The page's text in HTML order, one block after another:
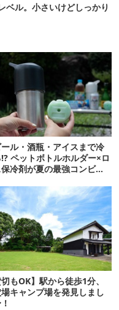
ベル。小さいけどしっかり
ル・酒瓶・アイスまで冷
ペットボトルホルダー×ロ
冷剤が夏の最強コンビだ
切もOK】駅から徒歩1分、
キャンプ場を発見しまし